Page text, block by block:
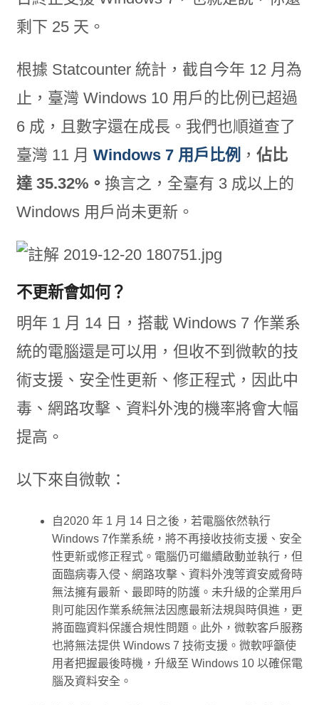
剩下 25 天。
根據 Statcounter 統計，截自今年 12 月為
止，臺灣 Windows 10 用戶的比例已超過
6 成，且數字還在成長。我們也順道查了
臺灣 11 月 Windows 7 用戶比例 ， 佔比
達 35.32%。 換言之，全臺有 3 成以上的
Windows 用戶尚未更新。
不更新會如何？
明年 1 月 14 日，搭載 Windows 7 作業系
統的電腦還是可以用，但收不到微軟的技
術支援、安全性更新、修正程式，因此中
毒、網路攻擊、資料外洩的機率將會大幅
提高。
以下來自微軟：
自2020 年 1 月 14 日之後，若電腦依然執行
Windows 7作業系統，將不再接收技術支援、安全
性更新或修正程式。電腦仍可繼續啟動並執行，但
面臨病毒入侵、網路攻擊、資料外洩等資安威脅時
無法擁有最新、最即時的防護。未升級的企業用戶
則可能因作業系統無法因應最新法規與時俱進，更
將面臨資料保護合規性問題。此外，微軟客戶服務
也將無法提供 Windows 7 技術支援。微軟呼籲使
用者把握最後時機，升級至 Windows 10 以確保電
腦及資料安全。